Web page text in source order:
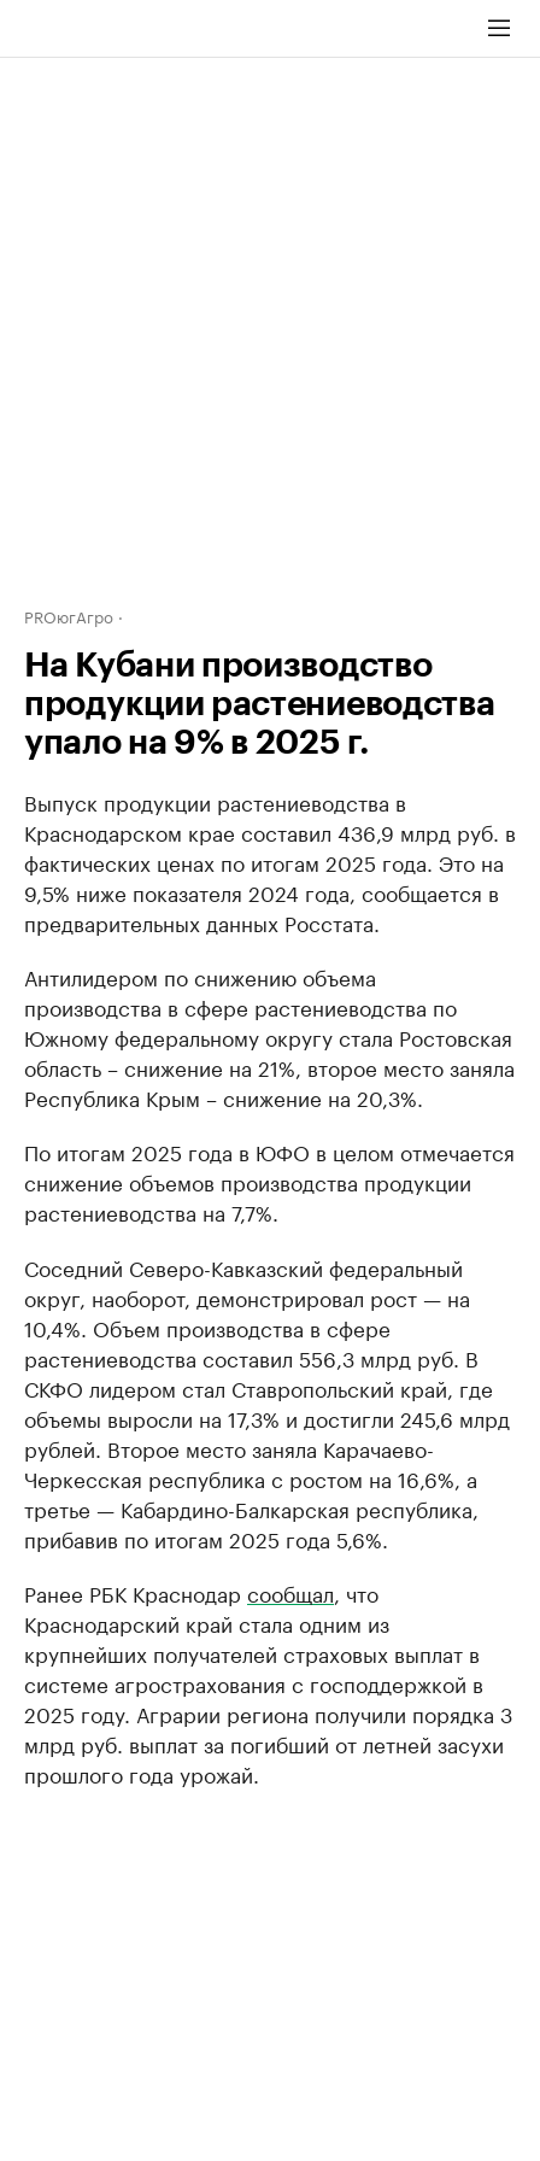
PROюгАгро
На Кубани производство
продукции растениеводства
упало на 9% в 2025 г.
Выпуск продукции растениеводства в
Краснодарском крае составил 436,9 млрд руб. в
фактических ценах по итогам 2025 года. Это на
9,5% ниже показателя 2024 года, сообщается в
предварительных данных Росстата.
Антилидером по снижению объема
производства в сфере растениеводства по
Южному федеральному округу стала Ростовская
область – снижение на 21%, второе место заняла
Республика Крым – снижение на 20,3%.
По итогам 2025 года в ЮФО в целом отмечается
снижение объемов производства продукции
растениеводства на 7,7%.
Соседний Северо-Кавказский федеральный
округ, наоборот, демонстрировал рост — на
10,4%. Объем производства в сфере
растениеводства составил 556,3 млрд руб. В
СКФО лидером стал Ставропольский край, где
объемы выросли на 17,3% и достигли 245,6 млрд
рублей. Второе место заняла Карачаево-
Черкесская республика с ростом на 16,6%, а
третье — Кабардино-Балкарская республика,
прибавив по итогам 2025 года 5,6%.
Ранее РБК Краснодар сообщал , что
Краснодарский край стала одним из
крупнейших получателей страховых выплат в
системе агрострахования с господдержкой в
2025 году. Аграрии региона получили порядка 3
млрд руб. выплат за погибший от летней засухи
прошлого года урожай.